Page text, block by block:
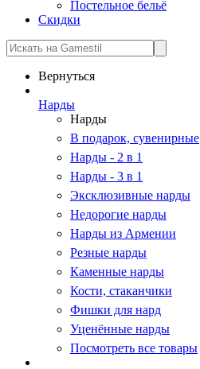
Постельное бельё
Скидки
Вернуться
Нарды
Нарды
В подарок, сувенирные
Нарды - 2 в 1
Нарды - 3 в 1
Эксклюзивные нарды
Недорогие нарды
Нарды из Армении
Резные нарды
Каменные нарды
Кости, стаканчики
Фишки для нард
Уценённые нарды
Посмотреть все товары